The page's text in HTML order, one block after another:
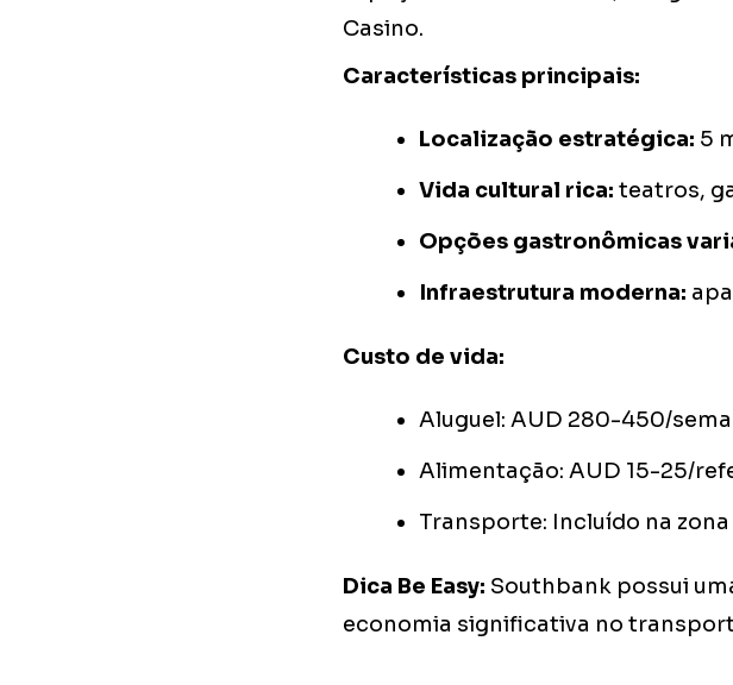
Casino.
Características principais:
Localização estratégica: 5
Vida cultural rica: teatros,
Opções gastronômicas
Infraestrutura moderna:
Custo de vida:
Aluguel: AUD 280-450/
Alimentação: AUD 15-25/
Transporte: Incluído na
Dica Be Easy: Southbank possui
economia significativa no